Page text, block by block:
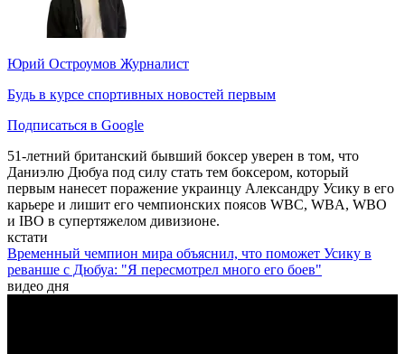
Юрий Остроумов Журналист
Будь в курсе спортивных новостей первым
Подписаться в Google
51-летний британский бывший боксер уверен в том, что
Даниэлю Дюбуа под силу стать тем боксером, который
первым нанесет поражение украинцу Александру Усику в его
карьере и лишит его чемпионских поясов WBC, WBA, WBO
и IBO в супертяжелом дивизионе.
кстати
Временный чемпион мира объяснил, что поможет Усику в
реванше с Дюбуа: "Я пересмотрел много его боев"
видео дня